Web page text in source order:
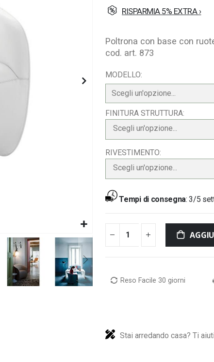
RISPARMIA 5% EXTRA ›
Poltrona con base con
cod. art. 873
MODELLO
FINITURA STRUTTURA
Scegli un'opzione...
RIVESTIMENTO
Scegli un'opzione...
Tempi di consegna:3/5
Reso Facile 30 giorni
Stai arredando casa? Ti